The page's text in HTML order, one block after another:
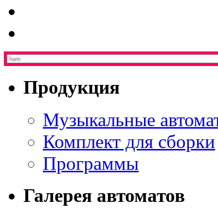
Продукция
Музыкальные
Комплект для сборки
Программы
Галерея автоматов